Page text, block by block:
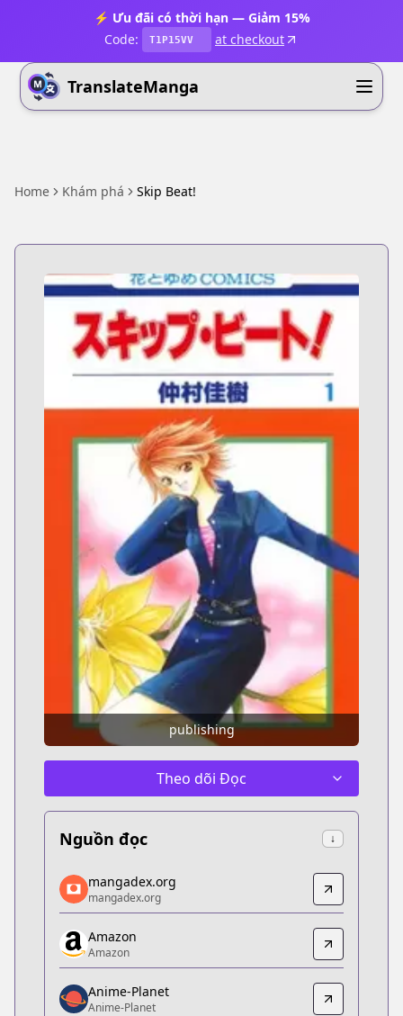
⚡ Ưu đãi có thời hạn — Giảm 15%
Code:
T1P15VV at checkout
TranslateManga
Home Khám phá Skip Beat!
publishing
Theo dõi Đọc
Nguồn đọc ↓
mangadex.org
mangadex.org
https://mangadex.org/title/9356fa3f-9ecd-4ff7-
Amazon
Amazon
https://www.amazon.co.jp/gp/product/
Anime-Planet
mangadex.org
mangadex.org
Amazon
Amazon
Anime-Planet
Anime-Planet